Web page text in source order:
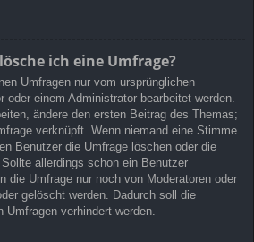
ich eine Umfrage?
Umfragen nur vom ursprünglichen
oder einem Administrator bearbeitet werden.
ändere den ersten Beitrag des Themas;
verknüpft. Wenn niemand eine Stimme
Benutzer die Umfrage löschen oder die
allerdings schon ein Benutzer
die Umfrage nur noch von Moderatoren oder
gelöscht werden. Dadurch soll die
Umfragen verhindert werden.